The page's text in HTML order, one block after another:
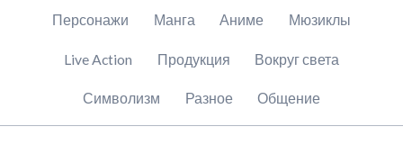
Пропустить
Персонажи Манга Аниме Мюзиклы
Live Action Продукция Вокруг света
Символизм Разное Общение